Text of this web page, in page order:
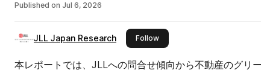
Published on Jul 6, 2026
JLL Japan Research Followthis publisher
本レポートでは、JLLへの問合せ傾向から不動産のグリ